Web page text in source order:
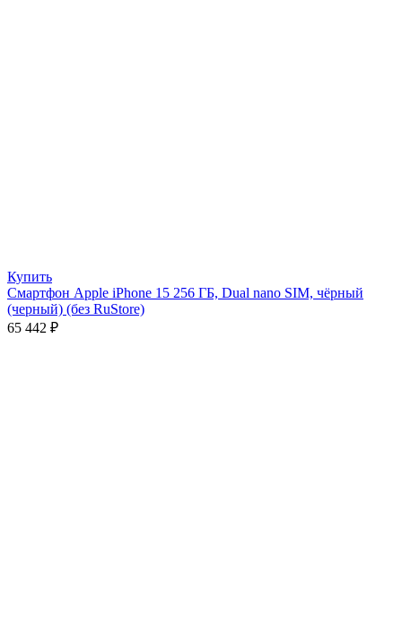
Купить
Смартфон Apple iPhone 15 256 ГБ, Dual nano SIM, чёрный
(черный) (без RuStore)
65 442 ₽